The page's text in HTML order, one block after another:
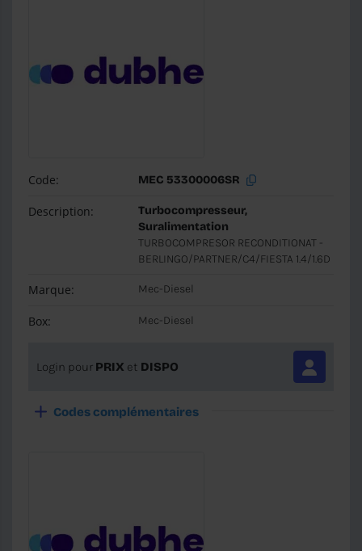
Code: MEC 53300006SR
Description:
Turbocompresseur,
Suralimentation
TURBOCOMPRESOR RECONDITIONAT -
BERLINGO/PARTNER/C4/FIESTA 1.4/1.6D
Marque: Mec-Diesel
Box: Mec-Diesel
Login pour PRIX et DISPO
Codes complémentaires